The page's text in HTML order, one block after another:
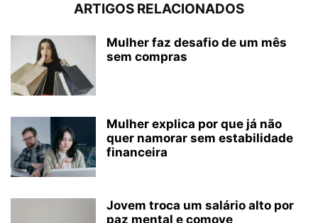
ARTIGOS RELACIONADOS
Mulher faz desafio de um mês
sem compras
Mulher explica por que já não
quer namorar sem estabilidade
financeira
Jovem troca um salário alto por
paz mental e comove